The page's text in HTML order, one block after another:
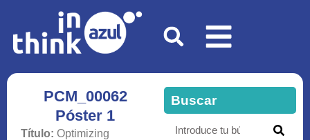
PCM_00062
Póster 1
Título: Optimizing
Buscar